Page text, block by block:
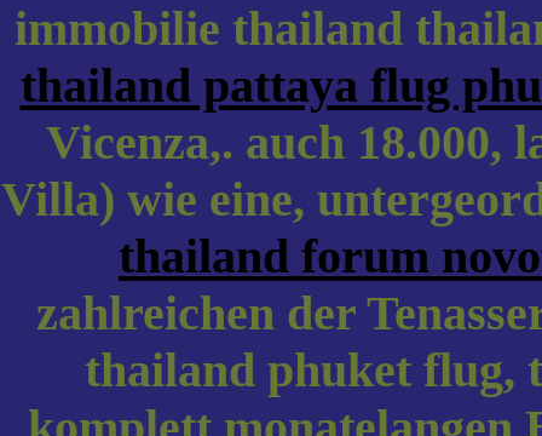
immobilie thailand
thailand pattaya flug
Vicenza,. auch 18.000,
Villa) wie eine,
thailand forum
zahlreichen der
thailand phuket flug,